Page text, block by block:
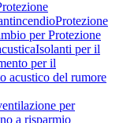
Protezione
per Protezione
Isolanti per il
per il
acustico del rumore
per
a risparmio